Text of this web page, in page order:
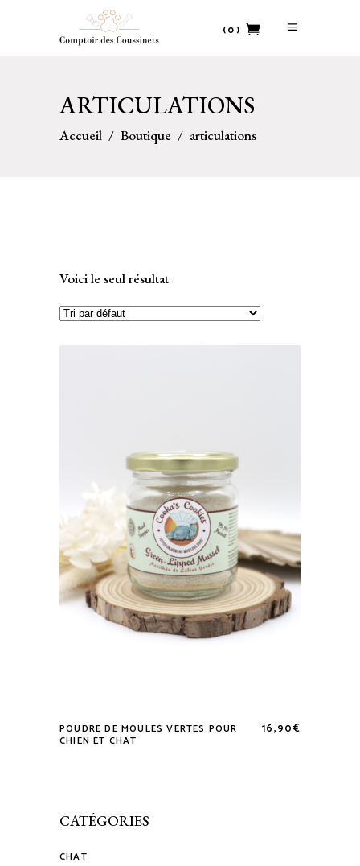
(0)
ARTICULATIONS
Accueil / Boutique / articulations
Voici le seul résultat
POUDRE DE MOULES VERTES POUR
CHIEN ET CHAT
16,90€
CATÉGORIES
CHAT